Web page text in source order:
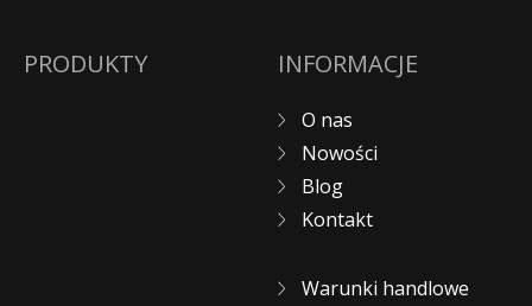
PRODUKTY INFORMACJE
O nas
Nowości
Blog
Kontakt
Warunki handlowe